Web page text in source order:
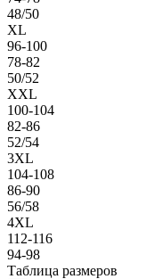
48/50
XL
96-100
78-82
50/52
XXL
100-104
82-86
52/54
3XL
104-108
86-90
56/58
4XL
112-116
94-98
Таблица размеров